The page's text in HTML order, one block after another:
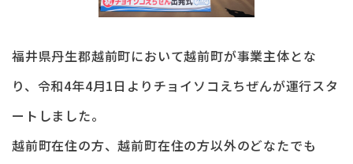
福井県丹生郡越前町において越前町が事業主体とな
り、令和4年4月1日よりチョイソコえちぜんが運行スタ
ートしました。
越前町在住の方、越前町在住の方以外のどなたでも